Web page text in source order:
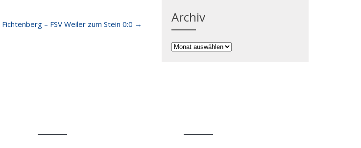
Fichtenberg – FSV Weiler zum Stein 0:0 → Archiv
Archiv